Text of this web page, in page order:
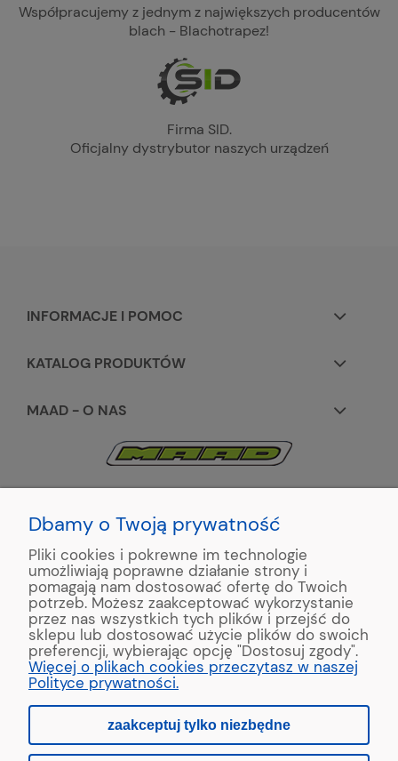
Współpracujemy z jednym z największych producentów
blach - Blachotrapez!
Firma SID.
Oficjalny dystrybutor naszych urządzeń
INFORMACJE I POMOC
KATALOG PRODUKTÓW
MAAD - O NAS
+48 663195531
ul. Reymonta 2
89-500 Tuchola
Copyright © 2022 MAAD Zaginarki - Producent Maszyn
Blacharskich. Produkcja:MinisterstwoReklamy.pl
pokaż pełną wersję strony
Dbamy o Twoją prywatność
Pliki cookies i pokrewne im technologie
umożliwiają poprawne działanie strony i
pomagają nam dostosować ofertę do Twoich
potrzeb. Możesz zaakceptować wykorzystanie
przez nas wszystkich tych plików i przejść do
sklepu lub dostosować użycie plików do swoich
preferencji, wybierając opcję "Dostosuj zgody".
Więcej o plikach cookies przeczytasz w naszej
Polityce prywatności.
zaakceptuj tylko niezbędne